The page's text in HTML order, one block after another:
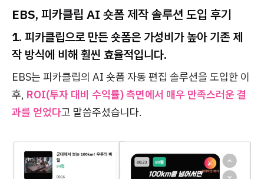
EBS, 피카클립 AI 숏폼 제작 솔루션 도입 후기
1. 피카클립으로 만든 숏폼은 가성비가 높아 기존 제
작 방식에 비해 훨씬 효율적입니다.
EBS는 피카클립의 AI 숏폼 자동 편집 솔루션을 도입한 이
후, ROI(투자 대비 수익률) 측면에서 매우 만족스러운 결
과를 얻었다고 말씀주셨습니다.